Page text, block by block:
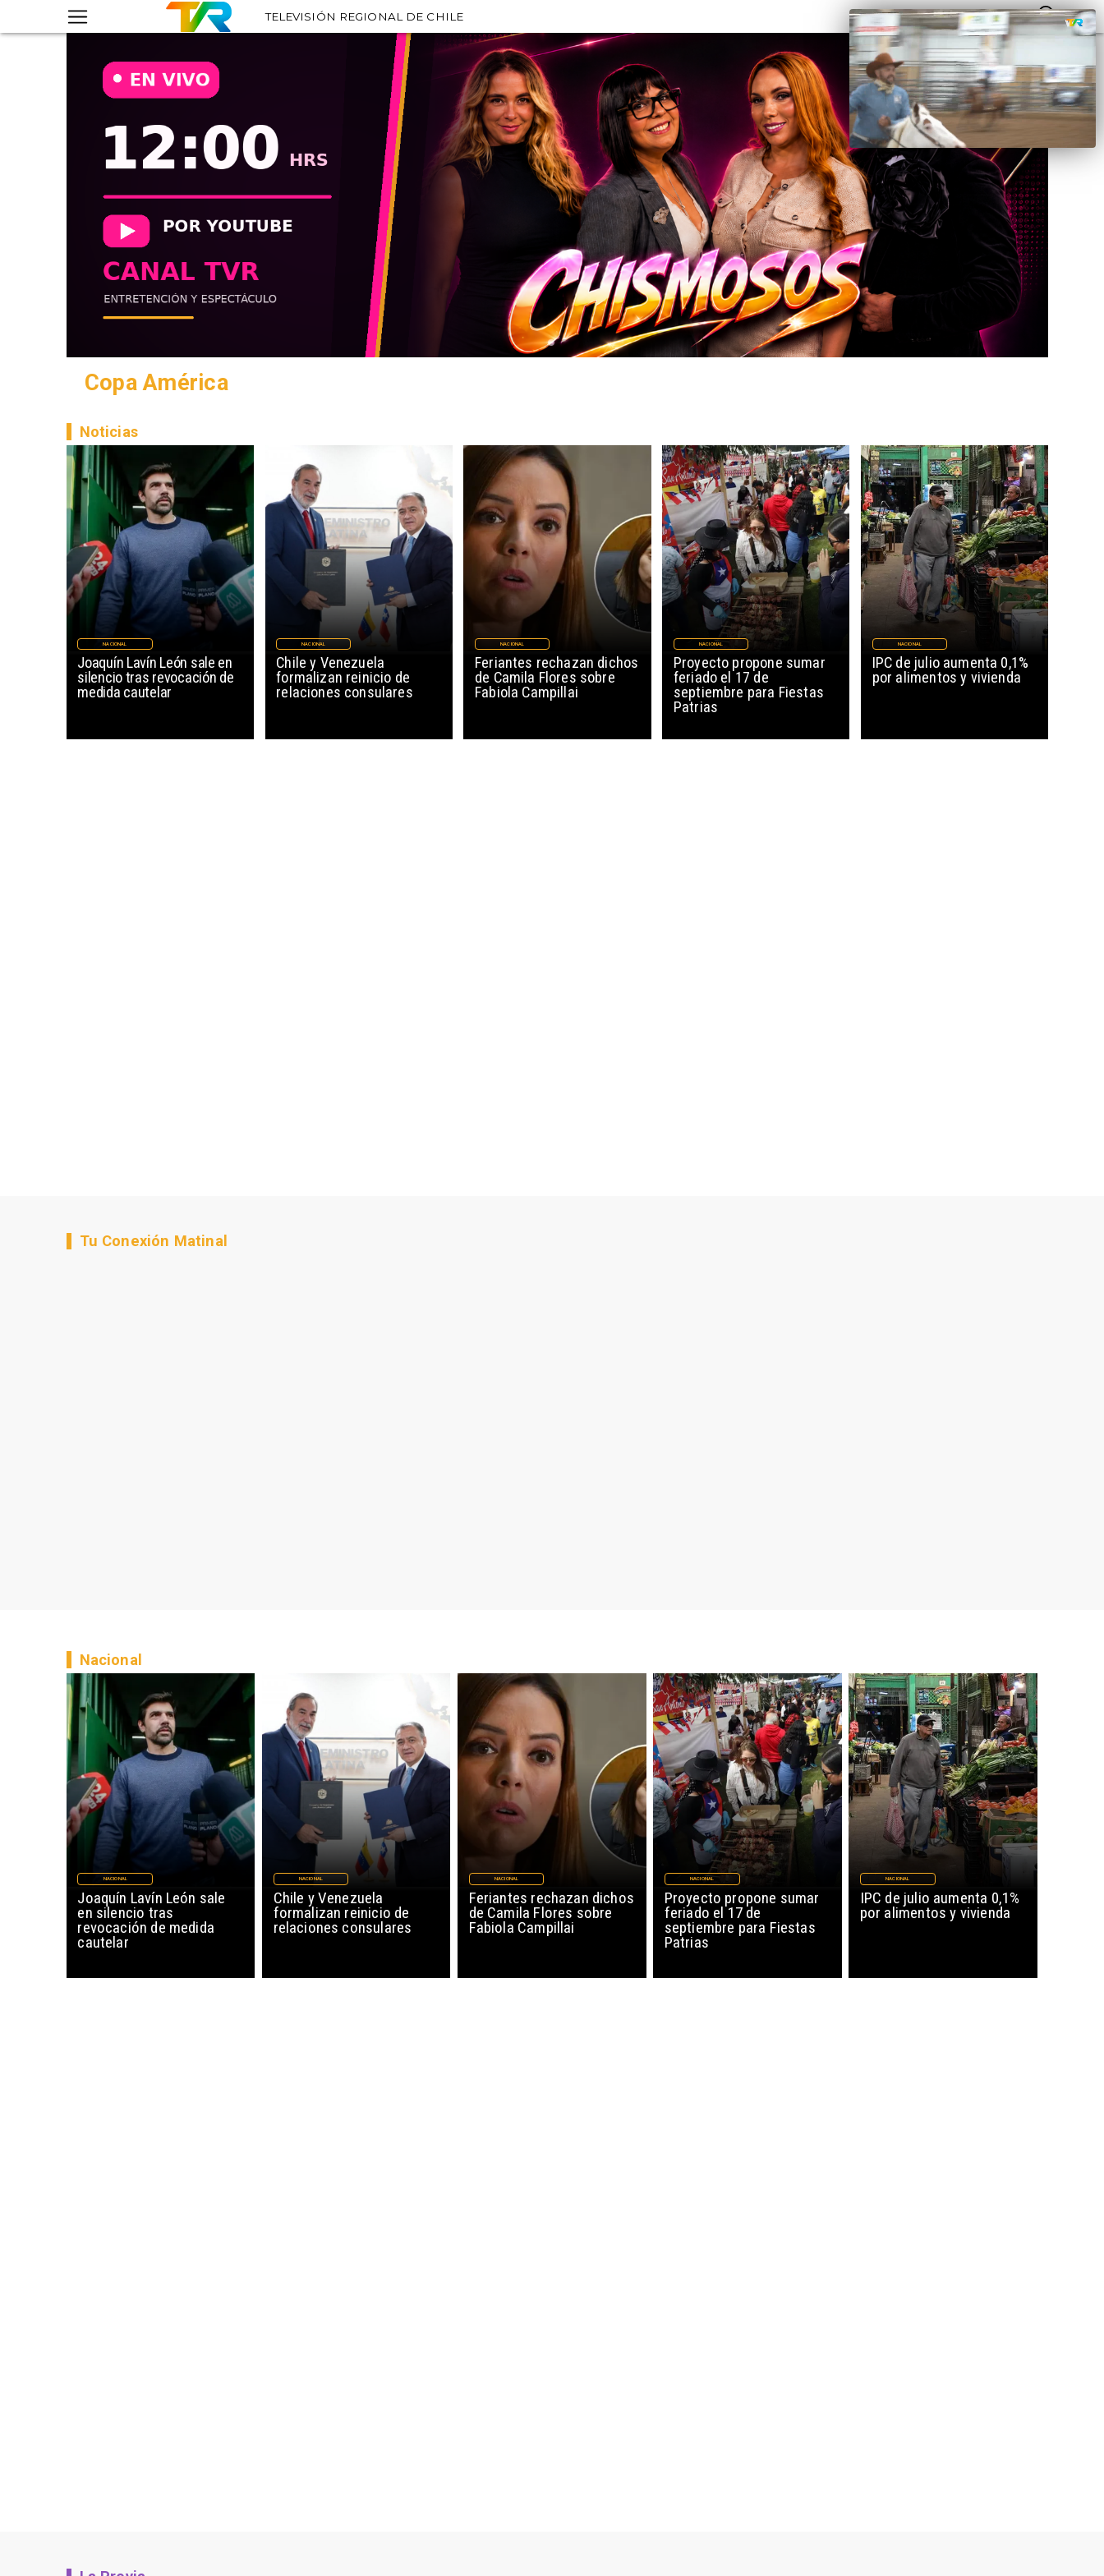
TELEVISIÓN REGIONAL DE CHILE
Copa América
Joaquín Lavín León sale en
silencio tras revocación de
medida cautelar
NACIONAL
Noticias
Chile y Venezuela
formalizan reinicio de
relaciones consulares
NACIONAL
Feriantes rechazan dichos
de Camila Flores sobre
Fabiola Campillai
NACIONAL
Proyecto propone sumar
feriado el 17 de
septiembre para Fiestas
Patrias
NACIONAL
IPC de julio aumenta 0,1%
por alimentos y vivienda
NACIONAL
Tu Conexión Matinal
Joaquín Lavín León sale
en silencio tras
revocación de medida
cautelar
NACIONAL
Chile y Venezuela
formalizan reinicio de
relaciones consulares
NACIONAL
Feriantes rechazan dichos
de Camila Flores sobre
Fabiola Campillai
NACIONAL
Proyecto propone sumar
feriado el 17 de
septiembre para Fiestas
Patrias
NACIONAL
IPC de julio aumenta 0,1%
por alimentos y vivienda
NACIONAL
Nacional